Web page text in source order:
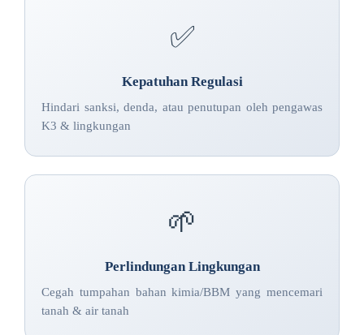
✅
Kepatuhan Regulasi
Hindari sanksi, denda, atau penutupan oleh pengawas
K3 & lingkungan
🌱
Perlindungan Lingkungan
Cegah tumpahan bahan kimia/BBM yang mencemari
tanah & air tanah